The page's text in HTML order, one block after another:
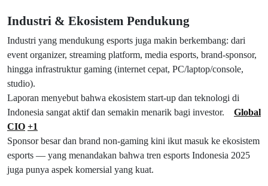
Industri & Ekosistem Pendukung
Industri yang mendukung esports juga makin berkembang: dari
event organizer, streaming platform, media esports, brand-sponsor,
hingga infrastruktur gaming (internet cepat, PC/laptop/console,
studio).
Laporan menyebut bahwa ekosistem start-up dan teknologi di
Indonesia sangat aktif dan semakin menarik bagi investor.
Global
CIO +1
Sponsor besar dan brand non-gaming kini ikut masuk ke ekosistem
esports — yang menandakan bahwa tren esports Indonesia 2025
juga punya aspek komersial yang kuat.